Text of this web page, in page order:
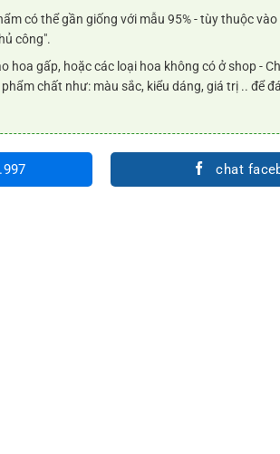
có thể gần giống với mẫu 95% - tùy thuộc
công".
hoa gấp, hoặc các loại hoa không có ở shop -
chất như: màu sắc, kiểu dáng, giá trị .. để
chat